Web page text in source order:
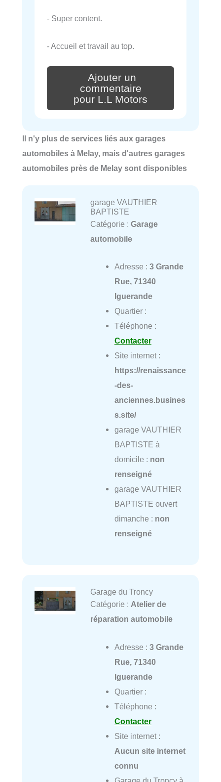
- Super content.
- Accueil et travail au top.
Ajouter un
commentaire
pour L.L Motors
Il n'y plus de services liés aux garages
automobiles à Melay, mais d'autres garages
automobiles près de Melay sont disponibles
garage VAUTHIER
BAPTISTE
Catégorie : Garage
automobile
Adresse : 3 Grande
Rue, 71340
Iguerande
Quartier :
Téléphone :
Contacter
Site internet :
https://renaissance
-des-
anciennes.busines
s.site/
garage VAUTHIER
BAPTISTE à
domicile : non
renseigné
garage VAUTHIER
BAPTISTE ouvert
dimanche : non
renseigné
Garage du Troncy
Catégorie : Atelier de
réparation automobile
Adresse : 3 Grande
Rue, 71340
Iguerande
Quartier :
Téléphone :
Contacter
Site internet :
Aucun site internet
connu